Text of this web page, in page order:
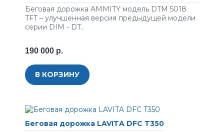
Беговая дорожка AMMITY модель DTM 5018
TFT – улучшенная версия предыдущей модели
серии DIM - DT..
190 000 р.
В КОРЗИНУ
Беговая дорожка LAVITA DFC T350